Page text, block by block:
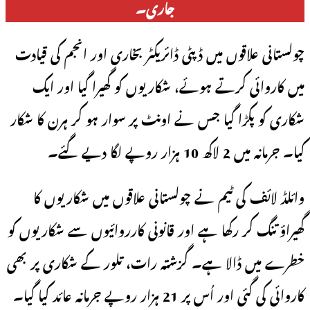
چولستانی علاقوں میں ڈپٹی ڈائریکٹر بخاری اور انجم کی قیادت
میں کاروائی کرتے ہوئے، شکاریوں کو گھیرا گیا اور ایک
شکاری کو پکڑا گیا جس نے اونٹ پر سوار ہو کر ہرن کا شکار
کیا۔ جرمانہ میں 2 لاکھ 10 ہزار روپے لگا دیے گئے۔
وائلڈ لائف کی ٹیم نے چولستانی علاقوں میں شکاریوں کا
گھیراؤ تنگ کر رکھا ہے اور قانونی کارروائیوں سے شکاریوں کو
خطرے میں ڈالا ہے۔ گزشتہ رات، تلور کے شکاری پر بھی
کاروائی کی گئی اور اُس پر 21 ہزار روپے جرمانہ عائد کیا گیا۔